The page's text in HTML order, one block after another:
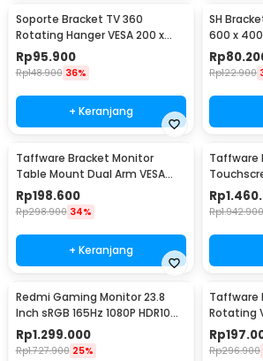
Soporte Bracket TV 360
Rotating Hanger VESA 200 x
200 14-42 Inch TV - JT-01
Rp95.900
Rp148.900 36%
+ Keranjang
SH
600 x
SH-65T
Rp
Rp122.900
Taffware Bracket Monitor
Table Mount Dual Arm VESA
100x100 13-27 Inch - KMT-2
Rp198.600
Rp298.900 34%
+ Keranjang
Taffware
60Hz
Rp
Rp1.942.900
Redmi Gaming Monitor 23.8
Inch sRGB 165Hz 1080P HDR10
1ms - G24
Rp1.299.000
Rp1.727.900 25%
Taffware
Rotating
32-65
Rp
Rp296.900